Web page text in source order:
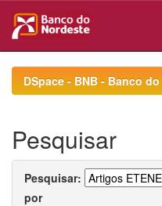
navigationDSpace - BNB - Banco
Pesquisar
Pesquisar:
por